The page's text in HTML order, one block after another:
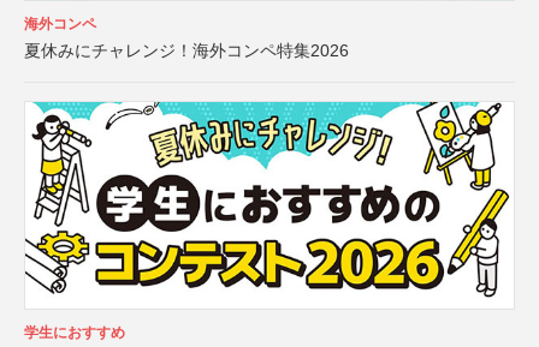
海外コンペ
夏休みにチャレンジ！海外コンペ特集2026
学生におすすめ